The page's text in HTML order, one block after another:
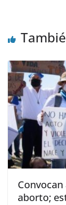
aborto;